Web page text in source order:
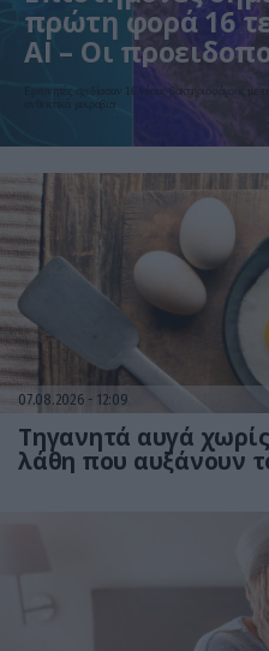
πρώτη φορά 16
AI – Οι
βιοασφάλεια
Ερευνητές σχεδίασαν 16 νέους βακτηριοφάγους με
ανθεκτικά μικρόβια
07.08.2026 12:09
Τηγανητά αυγά
λάθη που αυξάνουν